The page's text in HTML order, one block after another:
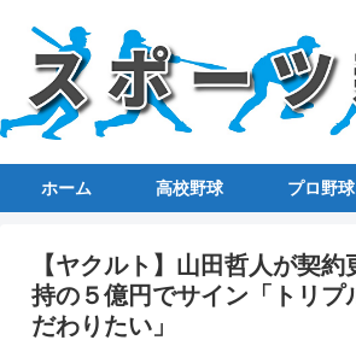
ホーム 高校野球 プロ野球
【ヤクルト】山田哲人が契
持の５億円でサイン「トリプ
だわりたい」